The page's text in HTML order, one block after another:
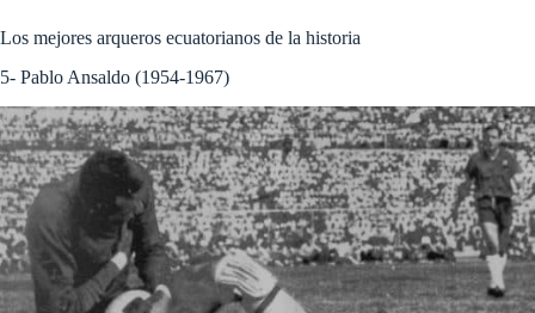
Los mejores arqueros ecuatorianos de la historia
5- Pablo Ansaldo (1954-1967)